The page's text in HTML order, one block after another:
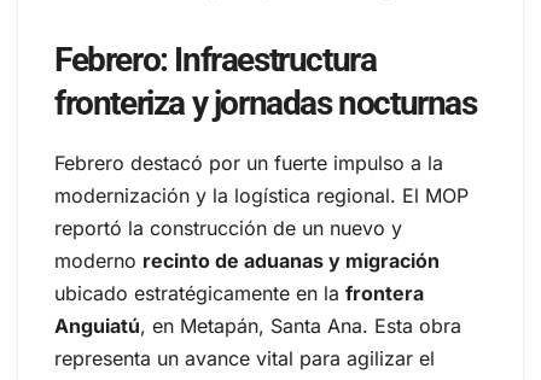
Febrero: Infraestructura
fronteriza y jornadas nocturnas
Febrero destacó por un fuerte impulso a la
modernización y la logística regional. El MOP
reportó la construcción de un nuevo y
moderno recinto de aduanas y migración
ubicado estratégicamente en la frontera
Anguiatú, en Metapán, Santa Ana. Esta obra
representa un avance vital para agilizar el